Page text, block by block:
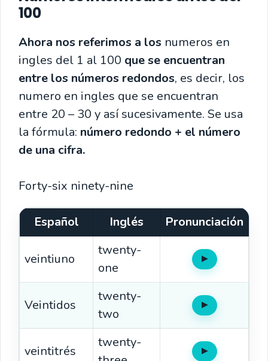
100
Ahora nos referimos a los numeros en
ingles del 1 al 100 que se encuentran
entre los números redondos, es decir, los
numero en ingles que se encuentran
entre 20 – 30 y así sucesivamente. Se usa
la fórmula: número redondo + el número
de una cifra.
Forty-six ninety-nine
Español Inglés Pronunciación
veintiuno
twenty-
one
▶Oír
Veintidos
twenty-
two
▶Oír
veintitrés
twenty-
▶Oír